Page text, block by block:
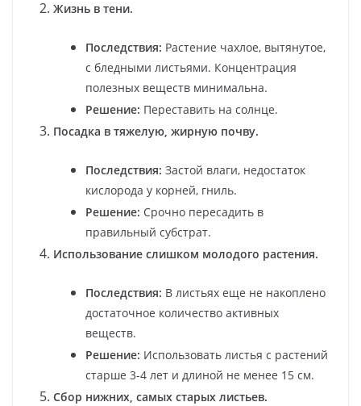
Жизнь в тени.
Последствия: Растение чахлое, вытянутое,
с бледными листьями. Концентрация
полезных веществ минимальна.
Решение: Переставить на солнце.
Посадка в тяжелую, жирную почву.
Последствия: Застой влаги, недостаток
кислорода у корней, гниль.
Решение: Срочно пересадить в
правильный субстрат.
Использование слишком молодого растения.
Последствия: В листьях еще не накоплено
достаточное количество активных
веществ.
Решение: Использовать листья с растений
старше 3-4 лет и длиной не менее 15 см.
Сбор нижних, самых старых листьев.